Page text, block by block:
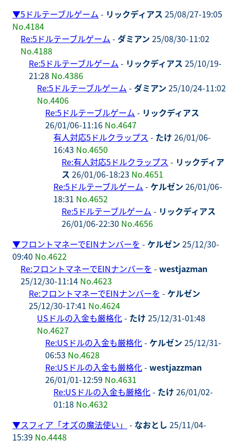
▼5ドルテーブルゲーム - リックディアス 25/08/27-19:05
No.4184
Re:5ドルテーブルゲーム - ダミアン 25/08/30-11:02
No.4188
Re:5ドルテーブルゲーム - リックディアス 25/10/19-
21:28 No.4386
Re:5ドルテーブルゲーム - ダミアン 25/10/24-11:02
No.4406
Re:5ドルテーブルゲーム - リックディアス
26/01/06-11:16 No.4647
有人対応5ドルクラップス - たけ 26/01/06-
16:43 No.4650
Re:有人対応5ドルクラップス - リックディア
ス 26/01/06-18:23 No.4651
Re:5ドルテーブルゲーム - ケルゼン 26/01/06-
18:31 No.4652
Re:5ドルテーブルゲーム - リックディアス
26/01/06-22:30 No.4656
▼フロントマネーでEINナンバーを - ケルゼン 25/12/30-
09:40 No.4622
Re:フロントマネーでEINナンバーを - westjazman
25/12/30-11:14 No.4623
Re:フロントマネーでEINナンバーを - ケルゼン
25/12/30-17:41 No.4624
USドルの入金も厳格化- たけ 25/12/31-01:48
No.4627
Re:USドルの入金も厳格化- ケルゼン 25/12/31-
06:53 No.4628
Re:USドルの入金も厳格化- westjazzman
26/01/01-12:59 No.4631
Re:USドルの入金も厳格化- たけ 26/01/02-
01:18 No.4632
▼スフィア「オズの魔法使い」 - なおとし 25/11/04-
15:39 No.4448